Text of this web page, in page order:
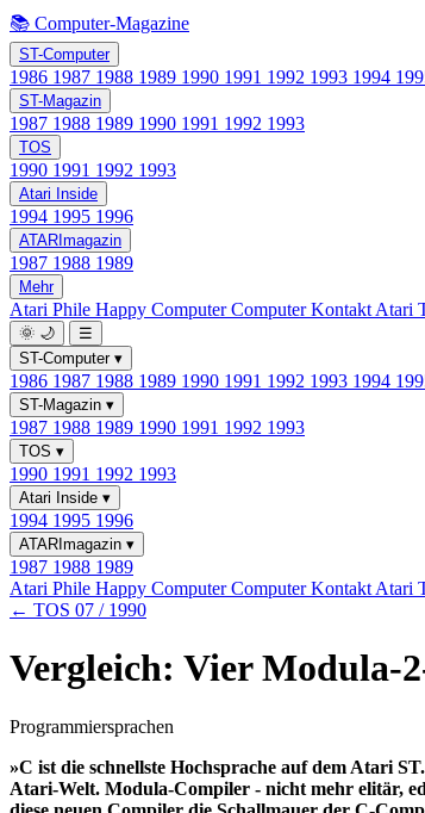
📚 Computer-Magazine
ST-Computer
1986 1987 1988 1989 1990 1991 1992 1993 1994
ST-Magazin
1987 1988 1989 1990 1991 1992 1993
TOS
1990 1991 1992 1993
Atari Inside
1994 1995 1996
ATARImagazin
1987 1988 1989
Mehr
Atari Phile Happy ComputerComputer Kontakt Atari
🌞 🌙
☰
ST-Computer ▾
1986 1987 1988 1989 1990 1991 1992 1993 1994
ST-Magazin ▾
1987 1988 1989 1990 1991 1992 1993
TOS ▾
1990 1991 1992 1993
Atari Inside ▾
1994 1995 1996
ATARImagazin ▾
1987 1988 1989
Atari Phile Happy ComputerComputer Kontakt Atari
← TOS 07 / 1990
Vergleich: Vier Modula-
Programmiersprachen
»C ist die schnellste Hochsprache auf dem Atari
Atari-Welt. Modula-Compiler - nicht mehr elitär,